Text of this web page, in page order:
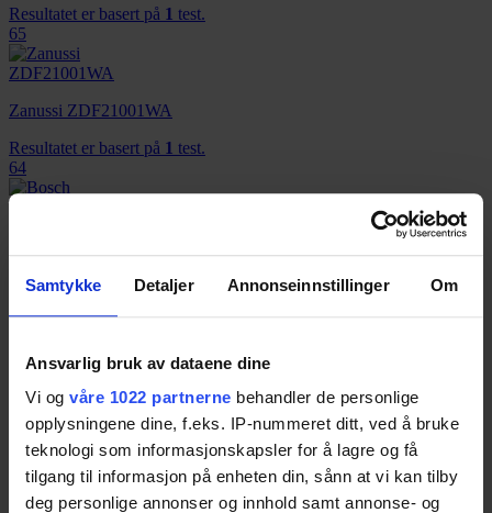
Samtykke Detaljer Annonseinnstillinger Om
Ansvarlig bruk av dataene dine
Vi og våre 1022 partnerne behandler de personlige
opplysningene dine, f.eks. IP-nummeret ditt, ved å bruke
teknologi som informasjonskapsler for å lagre og få
tilgang til informasjon på enheten din, sånn at vi kan tilby
deg personlige annonser og innhold samt annonse- og
Resultatet er basert på 1 test.
65
Zanussi ZDF21001WA
Resultatet er basert på 1 test.
64
Resultatet er basert på1test.
AEG F56302W0 (M0)
Resultatet er basert på1test.